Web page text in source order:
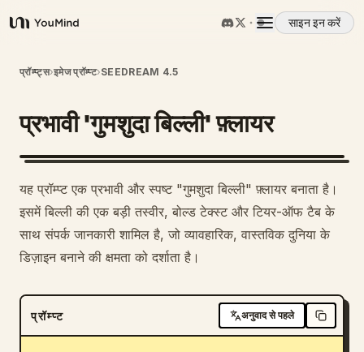
YouMind
साइन इन करें
अवलोकन
उपयोग के मामले
प्रॉम्प्ट
डाउनलोड
प्रॉम्प्ट्स›इमेज प्रॉम्प्ट›SEEDREAM 4.5
प्रभावी 'गुमशुदा बिल्ली' फ़्लायर
यह प्रॉम्प्ट एक प्रभावी और स्पष्ट "गुमशुदा बिल्ली" फ़्लायर बनाता है।
इसमें बिल्ली की एक बड़ी तस्वीर, बोल्ड टेक्स्ट और टियर-ऑफ टैब के
साथ संपर्क जानकारी शामिल है, जो व्यावहारिक, वास्तविक दुनिया के
डिज़ाइन बनाने की क्षमता को दर्शाता है।
प्रॉम्प्ट अनुवाद से पहले